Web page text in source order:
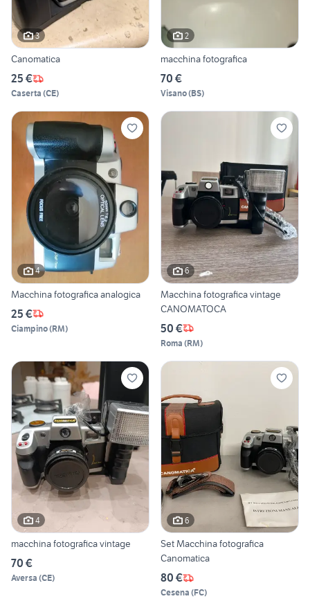
3
Canomatica
25 €
Caserta (CE)
2
macchina fotografica
70 €
Visano(BS)
4
Macchina fotografica analogica
25 €
Ciampino(RM)
6
Macchina fotografica vintage
CANOMATOCA
50 €
Roma (RM)
4
macchina fotografica vintage
70 €
Aversa (CE)
6
Set Macchina fotografica
Canomatica
80 €
Cesena (FC)